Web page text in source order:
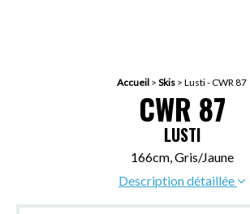
Accueil > Skis > Lusti - CWR 87
CWR 87
LUSTI
166cm, Gris/Jaune
Description détaillée